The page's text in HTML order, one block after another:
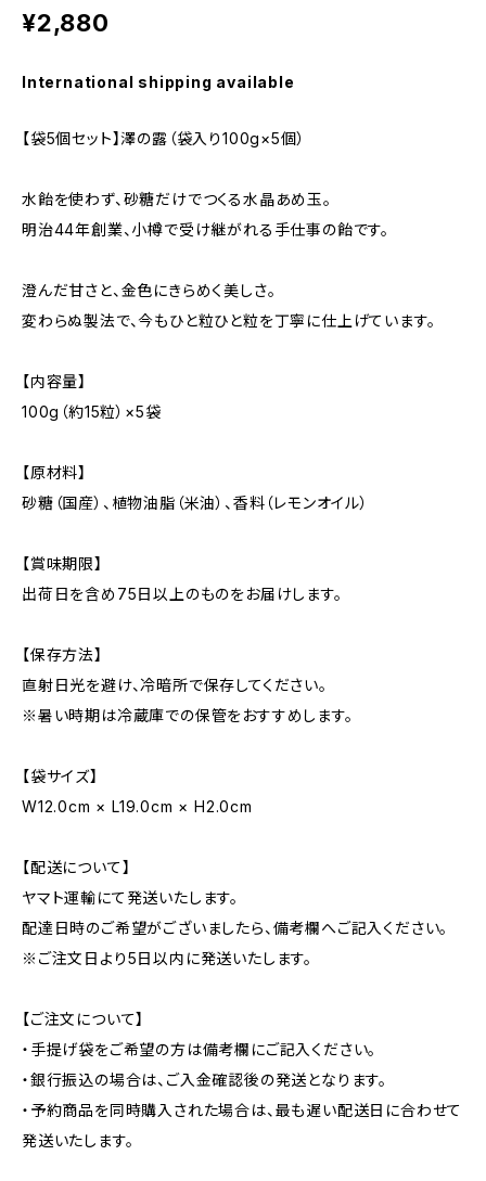
¥2,880
International shipping available
【袋5個セット】澤の露（袋入り100g×5個）
水飴を使わず、砂糖だけでつくる水晶あめ玉。
明治44年創業、小樽で受け継がれる手仕事の飴です。
澄んだ甘さと、金色にきらめく美しさ。
変わらぬ製法で、今もひと粒ひと粒を丁寧に仕上げています。
【内容量】
100g（約15粒）×5袋
【原材料】
砂糖（国産）、植物油脂（米油）、香料（レモンオイル）
【賞味期限】
出荷日を含め75日以上のものをお届けします。
【保存方法】
直射日光を避け、冷暗所で保存してください。
※暑い時期は冷蔵庫での保管をおすすめします。
【袋サイズ】
W12.0cm × L19.0cm × H2.0cm
【配送について】
ヤマト運輸にて発送いたします。
配達日時のご希望がございましたら、備考欄へご記入ください。
※ご注文日より5日以内に発送いたします。
【ご注文について】
・手提げ袋をご希望の方は備考欄にご記入ください。
・銀行振込の場合は、ご入金確認後の発送となります。
・予約商品を同時購入された場合は、最も遅い配送日に合わせて
発送いたします。